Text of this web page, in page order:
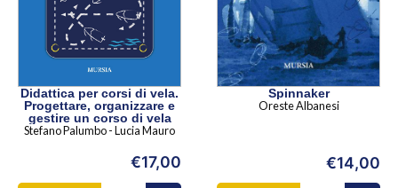
Didattica per corsi di vela.
Progettare, organizzare e
gestire un corso di vela
Stefano Palumbo - Lucia Mauro
€17,00
Spinnaker
Oreste Albanesi
€14,00